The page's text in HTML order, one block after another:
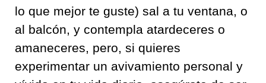
lo que mejor te guste) sal a tu ventana, o
al balcón, y contempla atardeceres o
amaneceres, pero, si quieres
experimentar un avivamiento personal y